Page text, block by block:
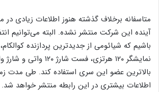
متاسفانه برخلاف گذشته هنوز اطلاعات زیادی در
آینده این شرکت منتشر نشده. البته می‌توانیم
باشیم که شیائومی از جدیدترین پردازنده
بالاترین عضو این سری استفاده کند. طی مدت
اطلاعات بیشتری در این رابطه منتشر خواهد شد.